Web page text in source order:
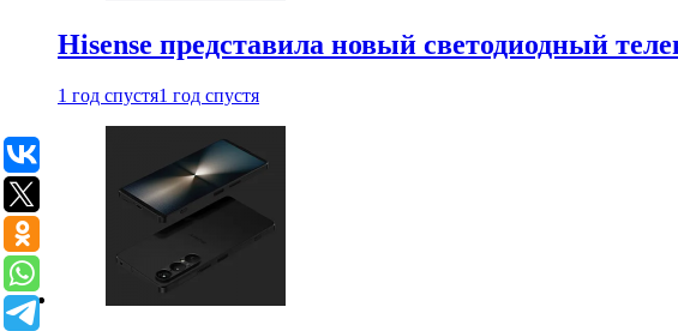
Hisense представила новый светодиодный
1 год спустя1 год спустя